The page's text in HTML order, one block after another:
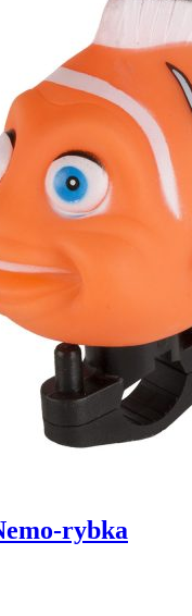
rybka